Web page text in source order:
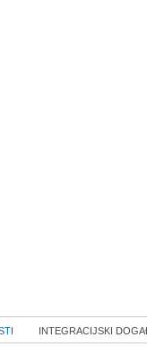
INTEGRACIJSKI